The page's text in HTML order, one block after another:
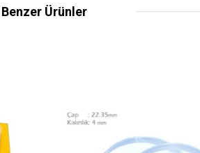
Benzer Ürünler